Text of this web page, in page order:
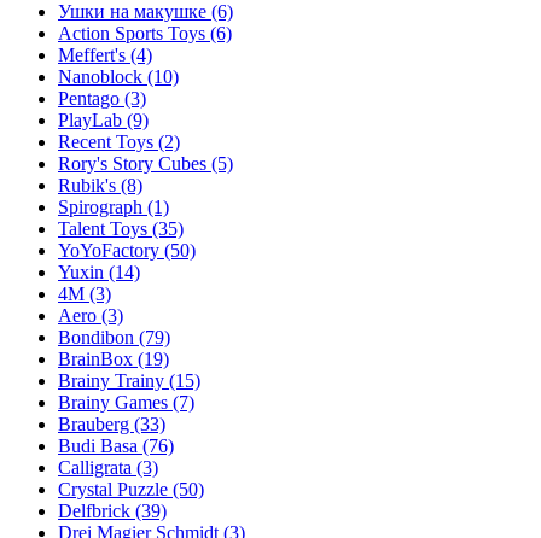
Ушки на макушке (6)
Action Sports Toys (6)
Meffert's (4)
Nanoblock (10)
Pentago (3)
PlayLab (9)
Recent Toys (2)
Rory's Story Cubes (5)
Rubik's (8)
Spirograph (1)
Talent Toys (35)
YoYoFactory (50)
Yuxin (14)
4M (3)
Aero (3)
Bondibon (79)
BrainBox (19)
Brainy Trainy (15)
Brainy Games (7)
Brauberg (33)
Budi Basa (76)
Calligrata (3)
Crystal Puzzle (50)
Delfbrick (39)
Drei Magier Schmidt (3)